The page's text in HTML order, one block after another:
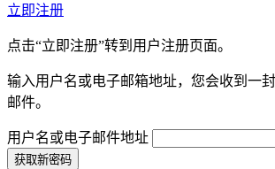
立即注册
点击“立即注册”转到用户注册页面。
输入用户名或电子邮箱地址，您会收到一
邮件。
用户名或电子邮件地址